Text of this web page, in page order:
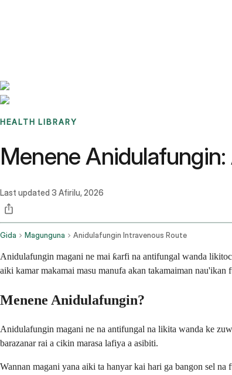
HEALTH LIBRARY
Menene
Last updated 3 Afirilu, 2026
Gida Magunguna Anidulafungin Intravenous Route
Anidulafungin magani ne mai ƙarfi na antifungal wanda
aiki kamar makamai masu manufa akan takamaiman
Menene Anidulafungin?
Anidulafungin magani ne na antifungal na likita wanda ke
barazanar rai a cikin marasa lafiya a asibiti.
Wannan magani yana aiki ta hanyar kai hari ga bangon sel